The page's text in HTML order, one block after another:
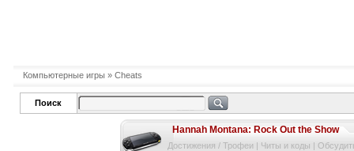
Компьютерные игры » Cheats
Поиск
Hannah Montana: Rock Out the Show
Достижения / Трофеи | Читы и коды |